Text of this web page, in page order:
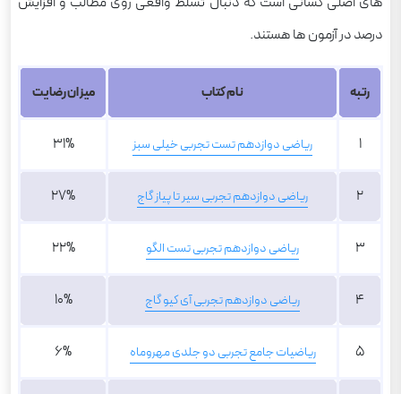
درصد در آزمون ها هستند.
رتبه نام کتاب میزان رضایت
1 ریاضی دوازدهم تست تجربی خیلی سبز 31%
2 ریاضی دوازدهم تجربی سیر تا پیاز گاج 27%
3 ریاضی دوازدهم تجربی تست الگو 22%
4 ریاضی دوازدهم تجربی آی کیو گاج 10%
5 ریاضیات جامع تجربی دو جلدی مهروماه 6%